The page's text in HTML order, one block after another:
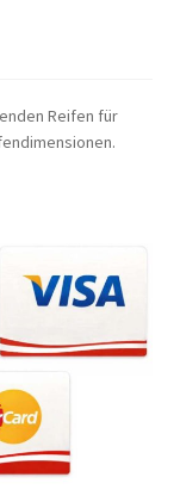
Reifen für